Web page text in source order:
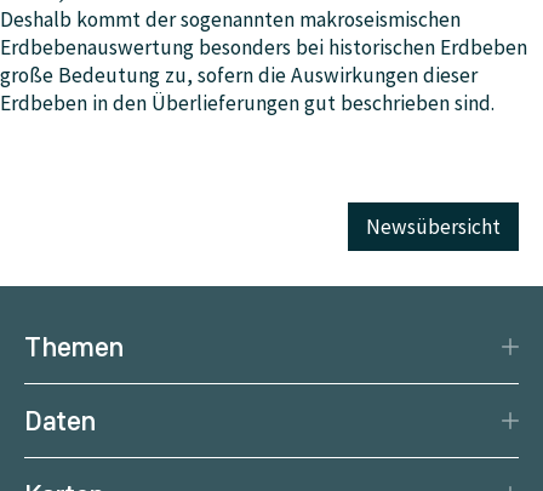
Deshalb kommt der sogenannten makroseismischen
Erdbebenauswertung besonders bei historischen Erdbeben
große Bedeutung zu, sofern die Auswirkungen dieser
Erdbeben in den Überlieferungen gut beschrieben sind.
Newsübersicht
Themen
Klima
Daten